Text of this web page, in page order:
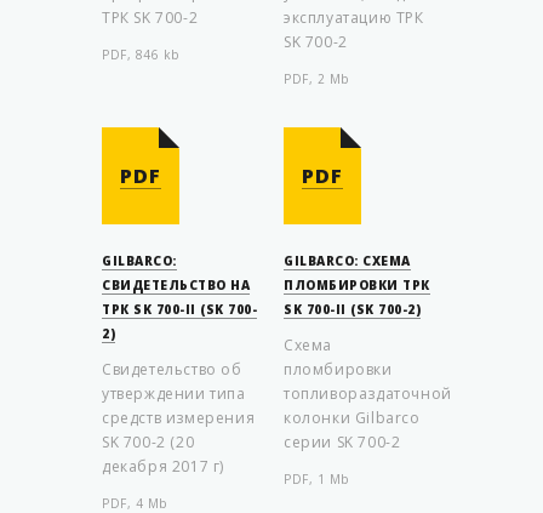
ТРК SK 700-2
PDF, 846 kb
эксплуатацию ТРК
SK 700-2
PDF, 2 Mb
PDF
GILBARCO:
СВИДЕТЕЛЬСТВО НА
ТРК SK 700-II (SK 700-
2)
Свидетельство об
утверждении типа
средств измерения
SK 700-2 (20
декабря 2017 г)
PDF, 4 Mb
PDF
GILBARCO: СХЕМА
ПЛОМБИРОВКИ ТРК
SK 700-II (SK 700-2)
Схема
пломбировки
топливораздаточной
колонки Gilbarco
серии SK 700-2
PDF, 1 Mb